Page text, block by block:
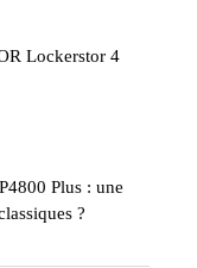
Lockerstor 4
Plus : une
?